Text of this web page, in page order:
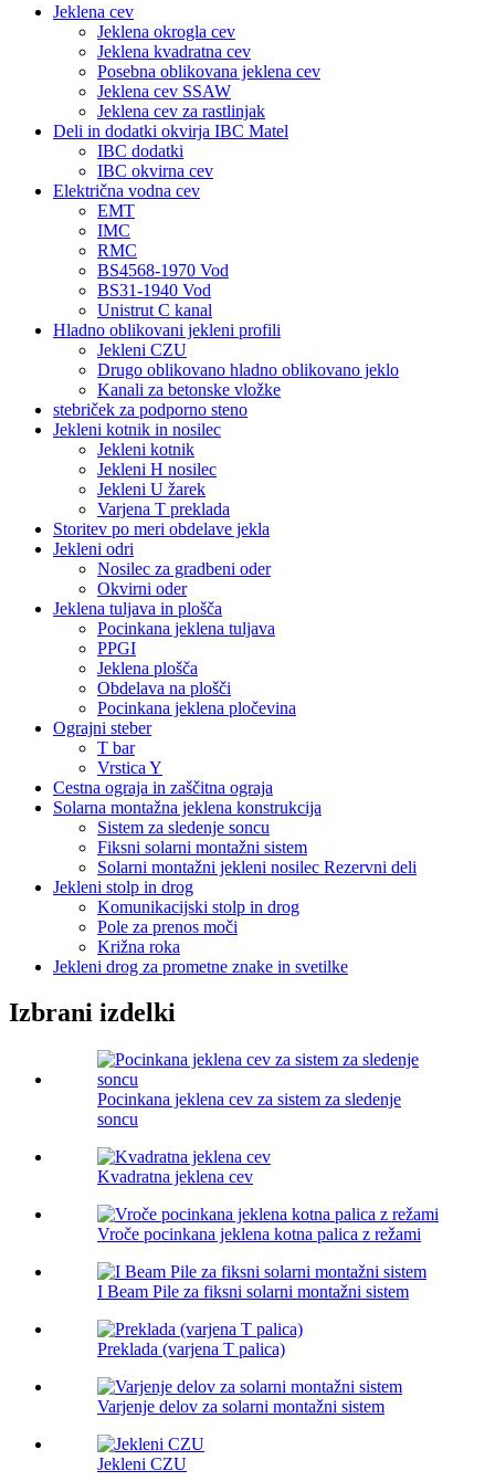
Jeklena cev
Jeklena okrogla cev
Jeklena kvadratna cev
Posebna oblikovana jeklena cev
Jeklena cev SSAW
Jeklena cev za rastlinjak
Deli in dodatki okvirja IBC Matel
IBC dodatki
IBC okvirna cev
Električna vodna cev
EMT
IMC
RMC
BS4568-1970 Vod
BS31-1940 Vod
Unistrut C kanal
Hladno oblikovani jekleni profili
Jekleni CZU
Drugo oblikovano hladno oblikovano jeklo
Kanali za betonske vložke
stebriček za podporno steno
Jekleni kotnik in nosilec
Jekleni kotnik
Jekleni H nosilec
Jekleni U žarek
Varjena T preklada
Storitev po meri obdelave jekla
Jekleni odri
Nosilec za gradbeni oder
Okvirni oder
Jeklena tuljava in plošča
Pocinkana jeklena tuljava
PPGI
Jeklena plošča
Obdelava na plošči
Pocinkana jeklena pločevina
Ograjni steber
T bar
Vrstica Y
Cestna ograja in zaščitna ograja
Solarna montažna jeklena konstrukcija
Sistem za sledenje soncu
Fiksni solarni montažni sistem
Solarni montažni jekleni nosilec Rezervni deli
Jekleni stolp in drog
Komunikacijski stolp in drog
Pole za prenos moči
Križna roka
Jekleni drog za prometne znake in svetilke
Izbrani izdelki
Pocinkana jeklena cev za sistem za sledenje
soncu
Kvadratna jeklena cev
Vroče pocinkana jeklena kotna palica z režami
I Beam Pile za fiksni solarni montažni sistem
Preklada (varjena T palica)
Varjenje delov za solarni montažni sistem
Jekleni CZU